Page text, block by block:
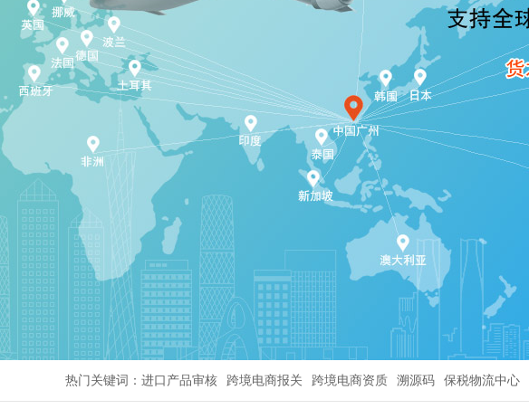
热门关键词： 进口产品审核 跨境电商报关 跨境电商资质 溯源码 保税物流中心